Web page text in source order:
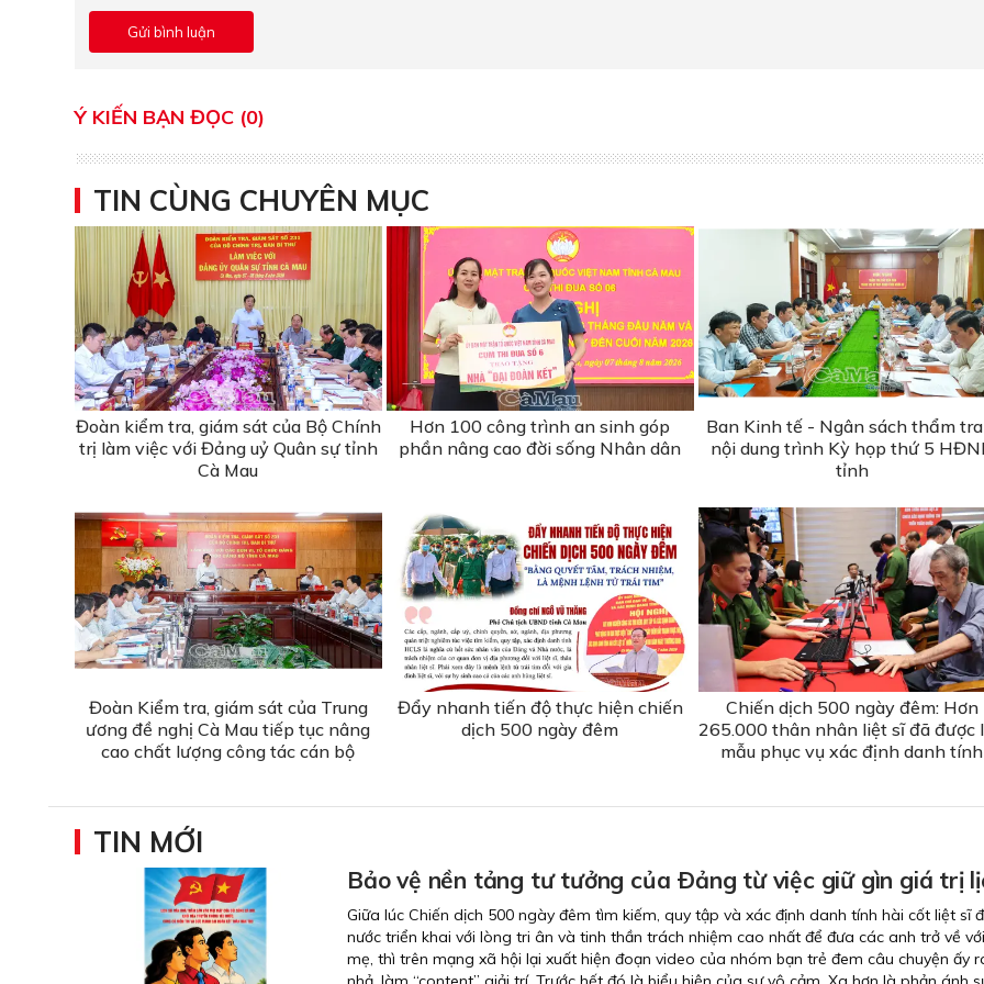
Ý KIẾN BẠN ĐỌC (0)
TIN CÙNG CHUYÊN MỤC
Đoàn kiểm tra, giám sát của Bộ Chính
trị làm việc với Đảng uỷ Quân sự tỉnh
Cà Mau
Hơn 100 công trình an sinh góp
phần nâng cao đời sống Nhân dân
Ban Kinh tế - Ngân sách thẩm
nội dung trình Kỳ họp thứ 5
tỉnh
Đoàn Kiểm tra, giám sát của Trung
ương đề nghị Cà Mau tiếp tục nâng
cao chất lượng công tác cán bộ
Đẩy nhanh tiến độ thực hiện chiến
dịch 500 ngày đêm
Chiến dịch 500 ngày đêm: Hơn
265.000 thân nhân liệt sĩ đã được
mẫu phục vụ xác định danh tính
TIN MỚI
Bảo vệ nền tảng tư tưởng của Ðảng từ việc giữ gìn giá trị
Giữa lúc Chiến dịch 500 ngày đêm tìm kiếm, quy tập và xác định danh tính hài cốt liệt sĩ
nước triển khai với lòng tri ân và tinh thần trách nhiệm cao nhất để đưa các anh trở về
mẹ, thì trên mạng xã hội lại xuất hiện đoạn video của nhóm bạn trẻ đem câu chuyện ấy